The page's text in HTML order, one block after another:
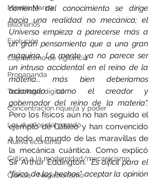
Minería Marina
Billonarios
Evolución
Capitalismo de vigilancia
Propaganda
Tecnología digital
Concentración riqueza y poder
Los dueños del mundo
Nueva economía
Crítica a la modernidad/mecanicismo
Ciencia - Negacionismo
corriente del conocimiento se dirige
hacia una realidad no mecánica; el
Universo empieza a parecerse más a
un gran pensamiento que a una gran
máquina. La mente ya no parece ser
un intruso accidental en el reino de la
materia... más bien deberíamos
aclamarlo como el creador y
gobernador del reino de la materia".
Pero los físicos aún no han seguido el
ejemplo de Galileo y han convencido
a todo el mundo de las maravillas de
la mecánica cuántica. Como explicó
Sir Arthur Eddington: "Es difícil para el
"físico de los hechos" aceptar la opinión